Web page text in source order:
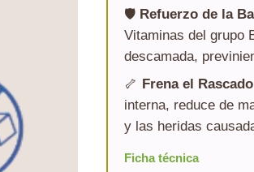
🛡️ Refuerzo de la
Vitaminas del grupo
descamada,
🦴 Frena el
interna, reduce de
y las heridas
Ficha técnica